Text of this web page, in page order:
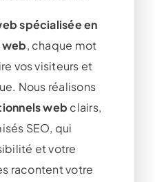
spécialisée en
, chaque mot
vos visiteurs et
Nous réalisons
web clairs,
SEO, qui
et votre
racontent votre